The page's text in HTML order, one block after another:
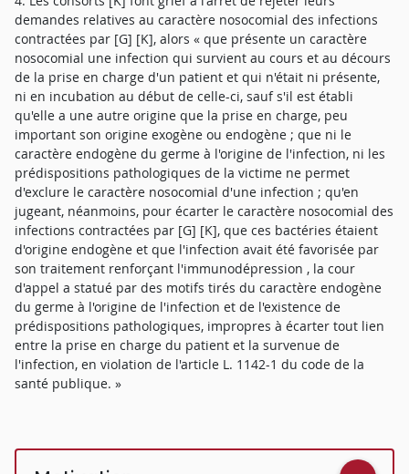
demandes relatives au caractère nosocomial des infections
contractées par [G] [K], alors « que présente un caractère
nosocomial une infection qui survient au cours et au décours
de la prise en charge d'un patient et qui n'était ni présente,
ni en incubation au début de celle-ci, sauf s'il est établi
qu'elle a une autre origine que la prise en charge, peu
important son origine exogène ou endogène ; que ni le
caractère endogène du germe à l'origine de l'infection, ni les
prédispositions pathologiques de la victime ne permet
d'exclure le caractère nosocomial d'une infection ; qu'en
jugeant, néanmoins, pour écarter le caractère nosocomial des
infections contractées par [G] [K], que ces bactéries étaient
d'origine endogène et que l'infection avait été favorisée par
son traitement renforçant l'immunodépression , la cour
d'appel a statué par des motifs tirés du caractère endogène
du germe à l'origine de l'infection et de l'existence de
prédispositions pathologiques, impropres à écarter tout lien
entre la prise en charge du patient et la survenue de
l'infection, en violation de l'article L. 1142-1 du code de la
santé publique. »